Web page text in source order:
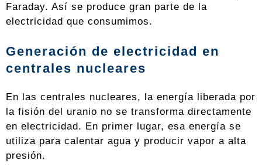
Faraday. Así se produce gran parte de la
electricidad que consumimos.
Generación de electricidad en
centrales nucleares
En las centrales nucleares, la energía liberada por
la fisión del uranio no se transforma directamente
en electricidad. En primer lugar, esa energía se
utiliza para calentar agua y producir vapor a alta
presión.